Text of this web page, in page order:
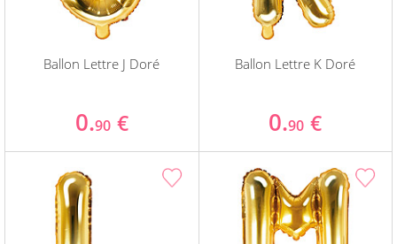
Ballon Lettre J Doré
0.90 €
Ballon Lettre K Doré
0.90 €